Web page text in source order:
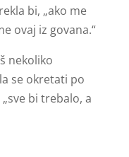
bi, „ako me
ovaj iz govana.“
nekoliko
se okretati po
bi trebalo, a